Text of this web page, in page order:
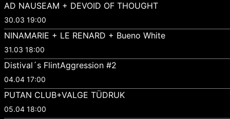
AD NAUSEAM + DEVOID OF THOUGHT
30.03 19:00
NINAMARIE + LE RENARD + Bueno White
31.03 18:00
Distival´s FlintAggression #2
04.04 17:00
PUTAN CLUB+VALGE TÜDRUK
05.04 18:00